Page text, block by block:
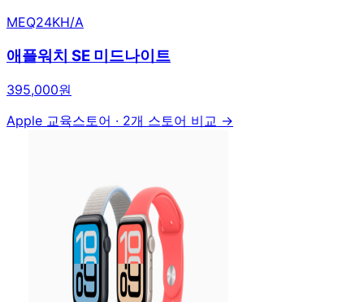
MEQ24KH/A
애플워치 SE 미드나이트
395,000원
Apple 교육스토어 · 2개 스토어 비교 →